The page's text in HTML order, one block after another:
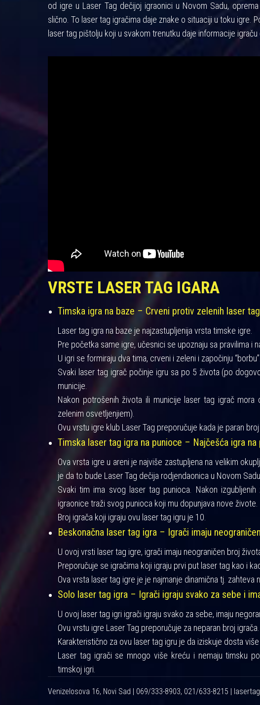
od igre u Laser Tag dečijoj igraonici u Novom Sadu,
slično. To laser tag igračima daje znake o situaciji u toku igre.
laser tag pištolju koji u svakom trenutku daje informacije igraču
VRSTE LASER TAG IGARA
Timska igra na baze – Crveni protiv zelenih laser
Laser tag igra na baze je najzastupljenija vrsta timske igre.
Pre početka same igre, učesnici se upoznaju sa pravilima i
U igri se formiraju dva tima, crveni i zeleni i započinju “borbu”.
Svaki laser tag igrač počinje igru sa po 5 života (po
municije.
Nakon potrošenih života ili municije laser tag igrač
zelenim osvetljenjiem).
Ovu vrstu igre klub Laser Tag preporučuje kada je paran broj
Timska laser tag igra na punioce – Najčešća igra
Ova vrsta igre u areni je najviše zastupljena na velikim
je da to bude Laser Tag dečija rodjendaonica u Novom Sadu.
Svaki tim ima svog laser tag punioca. Nakon
igraonice traži svog punioca koji mu dopunjava nove živote.
Broj igrača koji igraju ovu laser tag igru je 10.
Beskonačna laser tag igra – Igrači imaju
U ovoj vrsti laser tag igre, igrači imaju neograničen broj
Preporučuje se igračima koji igraju prvi put laser tag kao i
Ova vrsta laser tag igre je je najmanje dinamična tj. zahteva
Solo laser tag igra – Igrači igraju svako za sebe i
U ovoj laser tag igri igrači igraju svako za sebe, imaju
Ovu vrstu igre Laser Tag preporučuje za neparan broj igrača.
Karakteristično za ovu laser tag igru je da iziskuje dosta
Laser tag igrači se mnogo više kreću i nemaju timsku
timskoj igri.
Venizelosova 16, Novi Sad | 069/333-8903, 021/633-8215 |